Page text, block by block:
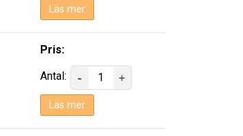
Läs mer
Pris:
Antal:
Läs mer